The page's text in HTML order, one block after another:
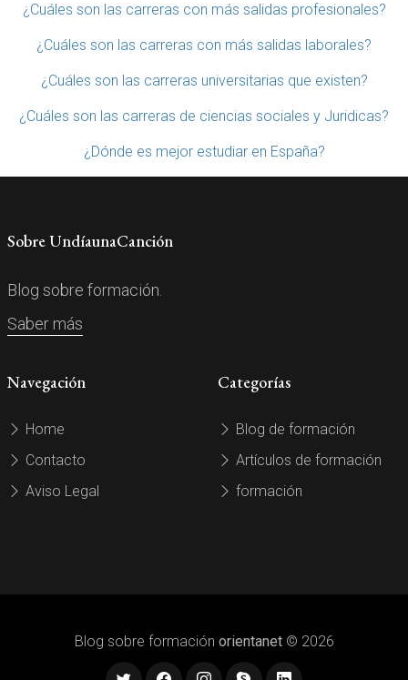
¿Cuáles son las carreras con más salidas profesionales?
¿Cuáles son las carreras con más salidas laborales?
¿Cuáles son las carreras universitarias que existen?
¿Cuáles son las carreras de ciencias sociales y Juridicas?
¿Dónde es mejor estudiar en España?
Sobre UndíaunaCanción
Blog sobre formación.
Saber más
Navegación
Home
Contacto
Aviso Legal
Categorías
Blog de formación
Artículos de formación
formación
Blog sobre formación orientanet© 2026